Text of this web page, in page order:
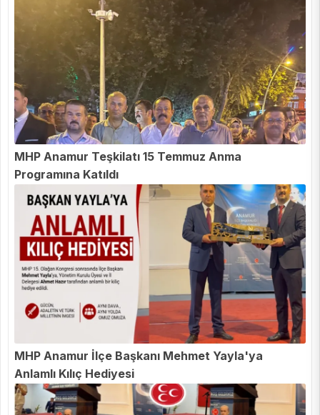
MHP Anamur Teşkilatı 15 Temmuz Anma
Programına Katıldı
MHP Anamur İlçe Başkanı Mehmet Yayla'ya
Anlamlı Kılıç Hediyesi